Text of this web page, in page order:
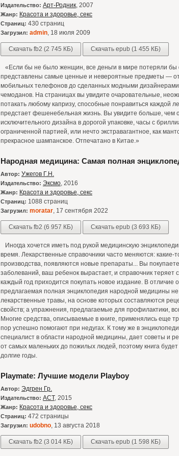
Издательство: Арт-Родник, 2007
Жанр: Красота и здоровье, секс
Страниц: 430 страниц
Загрузил: admin, 18 июля 2009
Скачать fb2 (2 745 КБ) Скачать epub (1 455 КБ)
«Если бы не было женщин, все деньги в мире потеряли бы
представлены самые ценные и невероятные предметы —
мобильных телефонов до сделанных модными
чемоданов. На страницах вы увидите очаровательные,
потакать любому капризу, способные понравиться каждой
предстает фешенебельная жизнь. Вы увидите больше, чем
исключительного дизайна в дорогой упаковке, часы с
ограниченной партией, или нечто экстравагантное, как
прекрасное шампанское. Отпечатано в Китае.»
Народная медицина: Самая полная
Автор: Ужегов Г.Н.
Издательство: Эксмо, 2016
Жанр: Красота и здоровье, секс
Страниц: 1088 страниц
Загрузил: moratar, 17 сентября 2022
Скачать fb2 (6 957 КБ) Скачать epub (3 693 КБ)
Иногда хочется иметь под рукой медицинскую
время. Лекарственные справочники часто меняются: какие-
производства, появляются новые препараты... Вы
заболеваний, ваш ребенок вырастает, и справочник теряет
каждый год приходится покупать новое издание. В отличие
предлагаемая полная энциклопедия народной медицины не
лекарственные травы, на основе которых составляются
свойств; а упражнения, предлагаемые для профилактики,
Многие средства, описываемые в книге, применялись еще
пор успешно помогают при недугах. К тому же в
специалист в области народной медицины, дает советы и
от самых маленьких до пожилых людей, поэтому книга
долгие годы.
Playmate: Лучшие модели Playboy
Автор: Эдгрен Гр.
Издательство: АСТ, 2015
Жанр: Красота и здоровье, секс
Страниц: 472 страницы
Загрузил: udobno, 13 августа 2018
Скачать fb2 (3 014 КБ) Скачать epub (1 598 КБ)